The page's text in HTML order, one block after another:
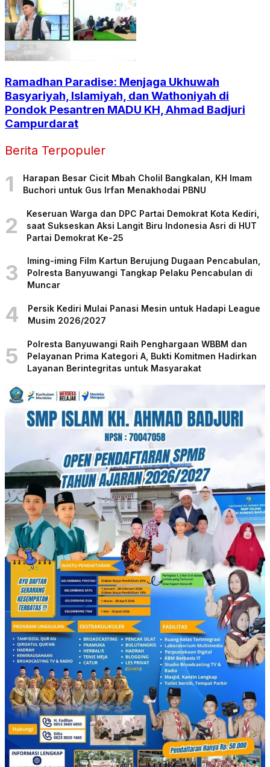
Ramadhan Paradise: Menjaga Ukhuwah
Basyariyah, Islamiyah, dan Wathoniyah di
Pondok Pesantren MADU KH, Ahmad Badjuri
Campurdarat
Berita Terpopuler
1
Harapan Besar Cicit Mbah Cholil Bangkalan, KH Imam
Buchori untuk Gus Irfan Menakhodai PBNU
2
Keseruan Warga dan DPC Partai Demokrat Kota Kediri,
saat Sukseskan Aksi Langit Biru Indonesia Asri di HUT
Partai Demokrat Ke-25
3
Iming-iming Film Kartun Berujung Dugaan Pencabulan,
Polresta Banyuwangi Tangkap Pelaku Pencabulan di
Muncar
4
Persik Kediri Mulai Panasi Mesin untuk Hadapi League
Musim 2026/2027
5
Polresta Banyuwangi Raih Penghargaan WBBM dan
Pelayanan Prima Kategori A, Bukti Komitmen Hadirkan
Layanan Berintegritas untuk Masyarakat